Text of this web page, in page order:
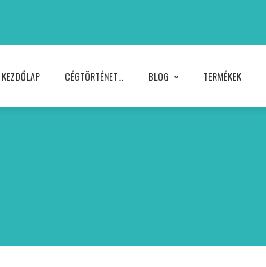
KEZDŐLAP CÉGTÖRTÉNET… BLOG TERMÉKEK